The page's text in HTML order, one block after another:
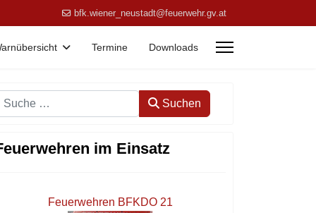
bfk.wiener_neustadt@feuerwehr.gv.at
Termine Downloads
Suchen Suchen
im Einsatz
Feuerwehren BFKDO 21